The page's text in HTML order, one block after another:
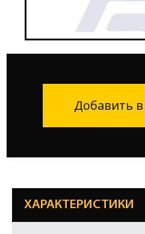
Добавить
ХАРАКТЕРИСТИКИ